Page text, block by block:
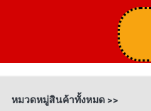
หมวดหมู่สินค้าทั้งหมด >>